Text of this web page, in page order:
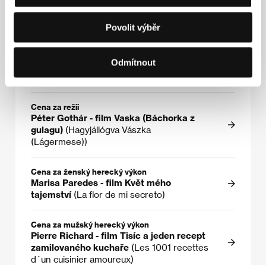
Povolit výběr
Odmítnout
Probst
Velká cena - Křišťálový glóbus
(Kavkazskij plennik)
Svatá Klára (Clara Hakadusha)
Cena za režii
Péter Gothár - film Vaska (Báchorka z
gulagu) (Hagyjállógva Vászka
(Lágermese))
Cena za ženský herecký výkon
Marisa Paredes - film Květ mého
tajemství (La flor de mi secreto)
Cena za mužský herecký výkon
Pierre Richard - film Tisíc a jeden recept
zamilovaného kuchaře (Les 1001 recettes
d´un cuisinier amoureux)